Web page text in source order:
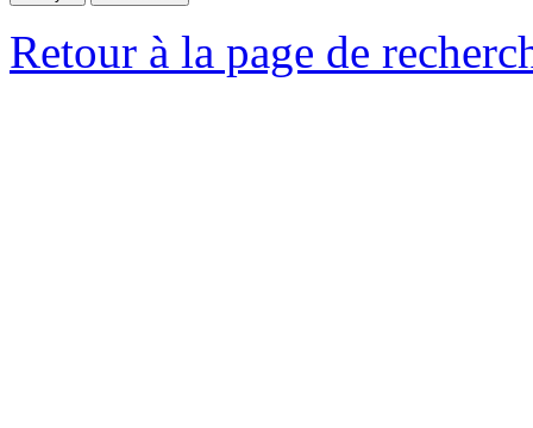
Retour à la page de